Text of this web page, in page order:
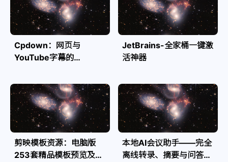
Cpdown：网页与
YouTube字幕的
JetBrains-全家桶一键激
活神器
剪映模板资源：电脑版
253套精品模板预览及源
本地AI会议助手——完全
离线转录、摘要与问答，